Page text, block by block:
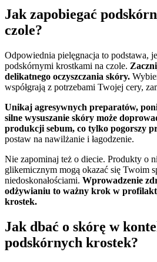
Jak zapobiegać
czole?
Odpowiednia pielęgnacja to podstawa,
podskórnymi krostkami na czole.
delikatnego oczyszczania skóry.
współgrają z potrzebami Twojej cery,
Unikaj agresywnych preparatów,
silne wysuszanie skóry może
produkcji sebum, co tylko pogorszy
postaw na nawilżanie i łagodzenie.
Nie zapominaj też o diecie. Produkty o
glikemicznym mogą okazać się Twoim
niedoskonałościami. Wprowadzenie
odżywianiu to ważny krok w
krostek.
Jak dbać o skórę w
podskórnych krostek?